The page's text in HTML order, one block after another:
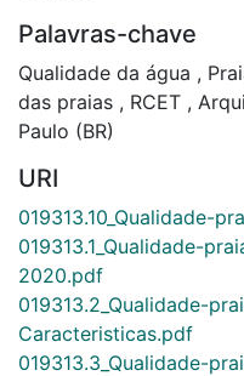
Palavras-chave
Qualidade da água ,
das praias , RCET ,
Paulo (BR)
URI
019313.10_Qualidade-
019313.1_Qualidade-
2020.pdf
019313.2_Qualidade-
Caracteristicas.pdf
019313.3_Qualidade-